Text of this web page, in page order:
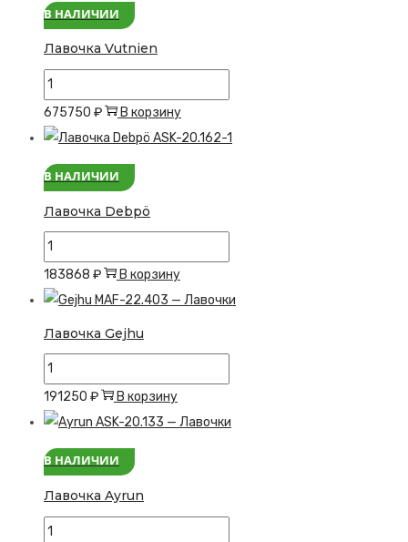
В НАЛИЧИИ
Лавочка Vutnien
Количество
товара
Лавочка
675750 ₽ В корзину
В НАЛИЧИИ
Лавочка Debpö
Количество
товара
Лавочка
183868 ₽ В корзину
Лавочка Gejhu
Количество
товара
Лавочка
191250 ₽ В корзину
В НАЛИЧИИ
Лавочка Ayrun
Количество